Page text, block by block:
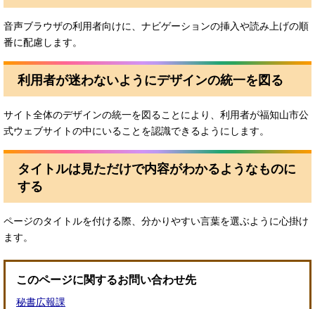
音声ブラウザの利用者向けに、ナビゲーションの挿入や読み上げの順
番に配慮します。
利用者が迷わないようにデザインの統一を図る
サイト全体のデザインの統一を図ることにより、利用者が福知山市公
式ウェブサイトの中にいることを認識できるようにします。
タイトルは見ただけで内容がわかるようなものに
する
ページのタイトルを付ける際、分かりやすい言葉を選ぶように心掛け
ます。
このページに関するお問い合わせ先
秘書広報課